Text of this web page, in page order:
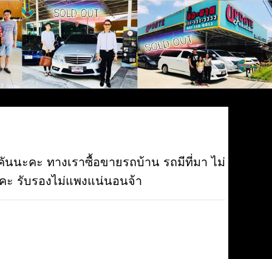
นะคะ ทางเราซื้อขายรถบ้าน รถมีที่มา ไม่
ะ รับรองไม่แพงแน่นอนจ้า